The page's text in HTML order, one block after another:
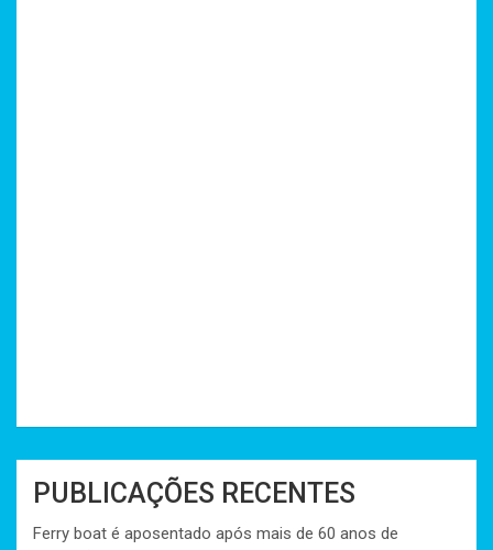
PUBLICAÇÕES RECENTES
Ferry boat é aposentado após mais de 60 anos de